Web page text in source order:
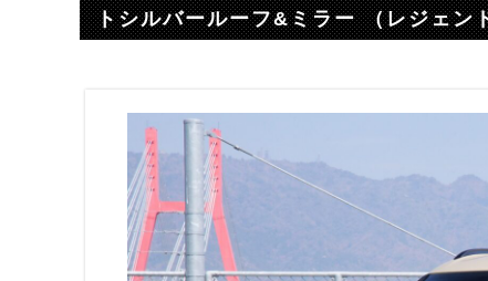
トシルバールーフ&ミラー （レジェン